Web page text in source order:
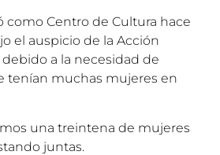
como Centro de Cultura hace
el auspicio de la Acción
a la necesidad de
tenían muchas mujeres en
una treintena de mujeres
juntas.